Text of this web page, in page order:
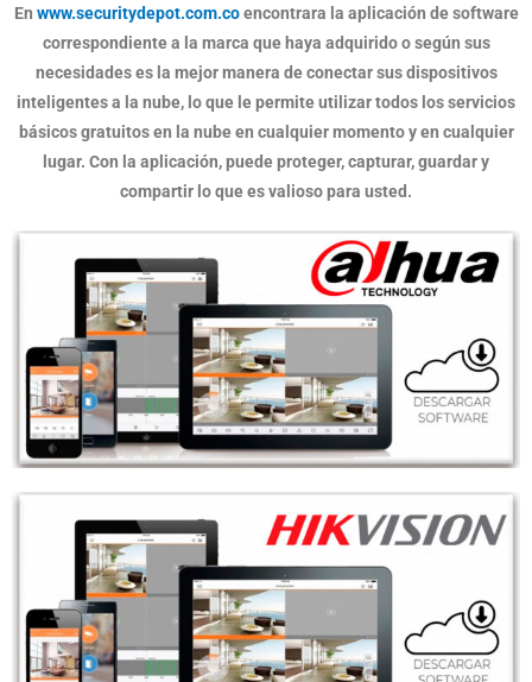
En www.securitydepot.com.coencontrara la aplicación de software
correspondiente a la marca que haya adquirido o según sus
necesidades es la mejor manera de conectar sus dispositivos
inteligentes a la nube, lo que le permite utilizar todos los servicios
básicos gratuitos en la nube en cualquier momento y en cualquier
lugar. Con la aplicación, puede proteger, capturar, guardar y
compartir lo que es valioso para usted.